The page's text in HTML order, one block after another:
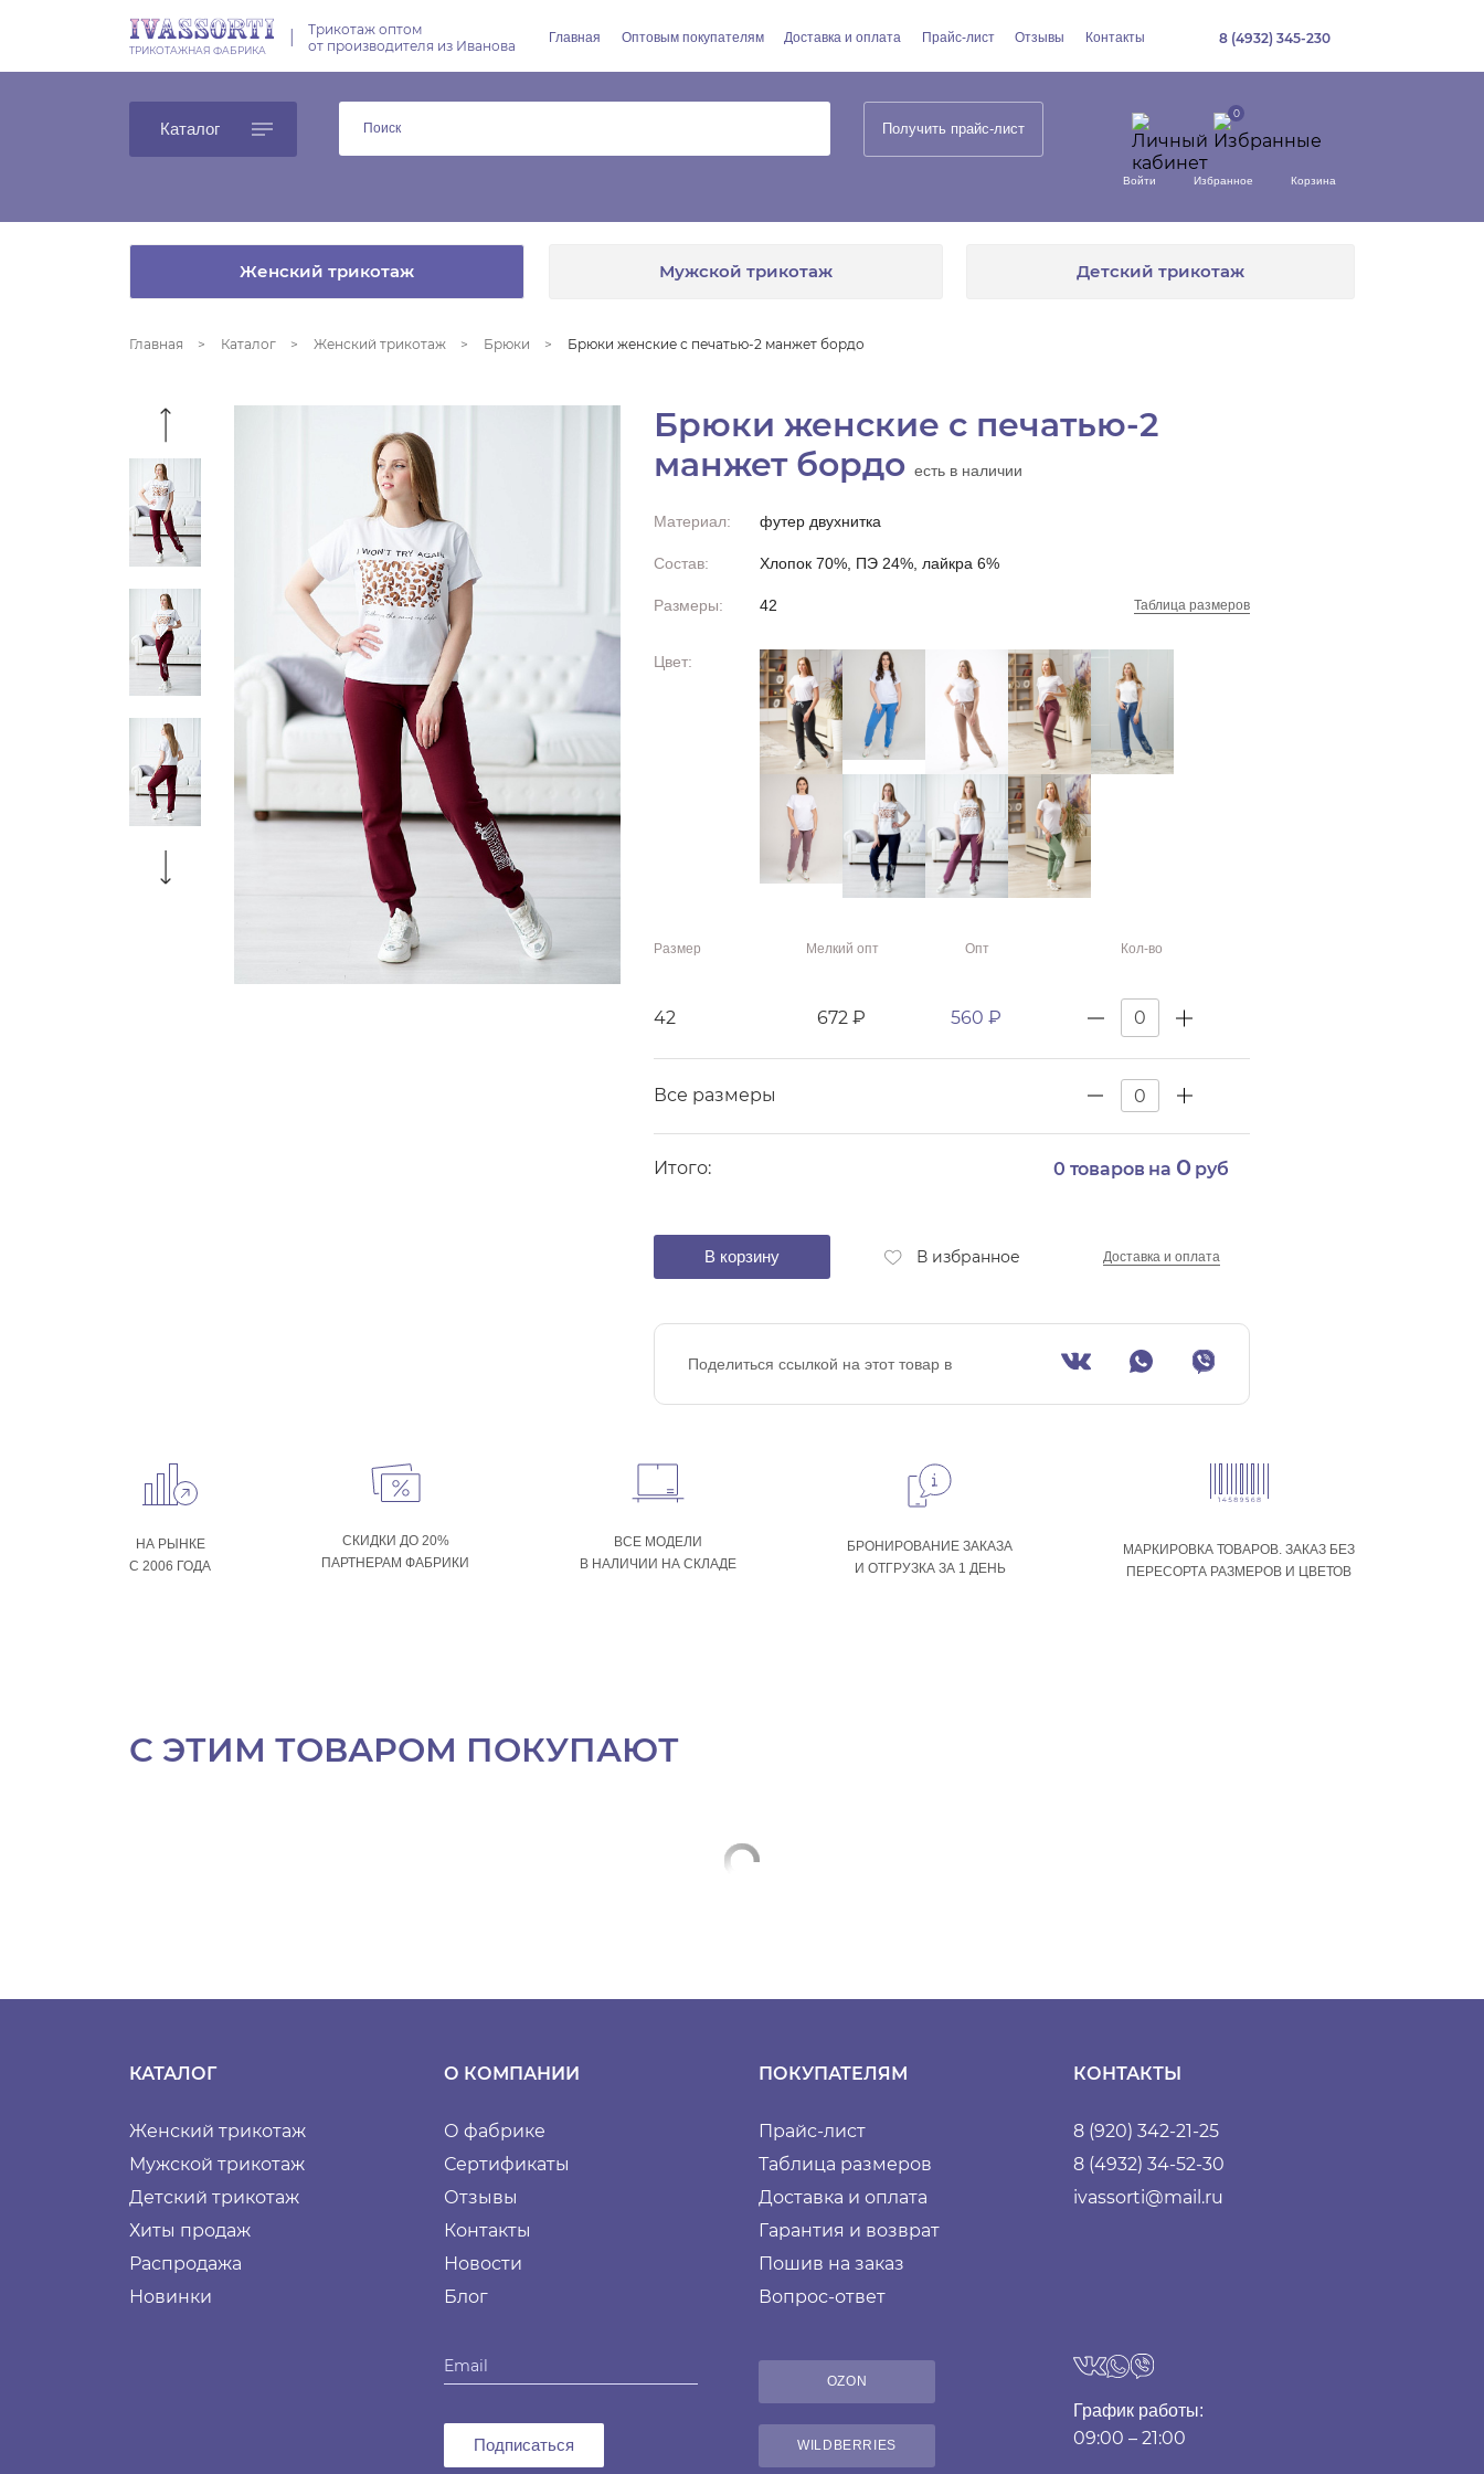
ТРИКОТАЖНАЯ ФАБРИКА
Трикотаж оптом
от производителя из Иванова
Главная Оптовым покупателям Доставка и оплата Прайс-лист Отзывы Контакты 8 (4932) 345-230
Каталог Получить прайс-лист
Войти Избранное Корзина
Женский трикотаж Мужской трикотаж Детский трикотаж
Главная Каталог Женский трикотаж Брюки Брюки женские с печатью-2 манжет бордо
Брюки женские с печатью-2
манжет бордо есть в наличии
Материал: футер двухнитка
Состав: Хлопок 70%, ПЭ 24%, лайкра 6%
Размеры: 42 Таблица размеров
Цвет:
Размер Мелкий опт Опт Кол-во
42 672 ₽ 560 ₽
Все размеры
Итого: 0 товаров на 0руб
В корзину В избранное Доставка и оплата
Поделиться ссылкой на этот товар в
НА РЫНКЕ
С 2006 ГОДА
СКИДКИ ДО 20%
ПАРТНЕРАМ ФАБРИКИ
ВСЕ МОДЕЛИ
В НАЛИЧИИ НА СКЛАДЕ
БРОНИРОВАНИЕ ЗАКАЗА
И ОТГРУЗКА ЗА 1 ДЕНЬ
МАРКИРОВКА ТОВАРОВ. ЗАКАЗ БЕЗ
ПЕРЕСОРТА РАЗМЕРОВ И ЦВЕТОВ
С ЭТИМ ТОВАРОМ ПОКУПАЮТ
КАТАЛОГ
Женский трикотаж
Мужской трикотаж
Детский трикотаж
Хиты продаж
Распродажа
Новинки
О КОМПАНИИ
О фабрике
Сертификаты
Отзывы
Контакты
Новости
Блог
Подписаться
ПОКУПАТЕЛЯМ
Прайс-лист
Таблица размеров
Доставка и оплата
Гарантия и возврат
Пошив на заказ
Вопрос-ответ
OZON
WILDBERRIES
КОНТАКТЫ
8 (920) 342-21-25
8 (4932) 34-52-30
ivassorti@mail.ru
График работы:
09:00 – 21:00